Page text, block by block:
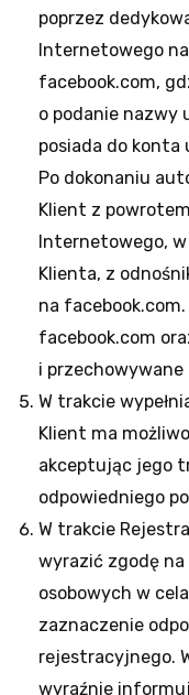
poprzez
Internetowego
facebook.com,
o podanie nazwy
posiada do konta
Po dokonaniu
Klient z
Internetowego,
Klienta, z
na
facebook.com
i przechowywane
W trakcie
Klient ma
akceptując jego
odpowiedniego
W trakcie
wyrazić zgodę
osobowych w
zaznaczenie
rejestracyjnego.
wyraźnie